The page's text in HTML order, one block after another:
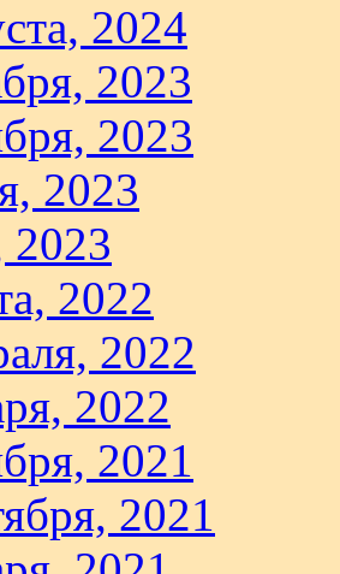
2024
2023
2023
2023
2022
2022
2022
2021
2021